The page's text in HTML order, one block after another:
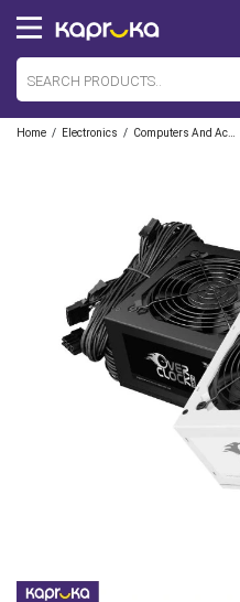
Home / Electronics /